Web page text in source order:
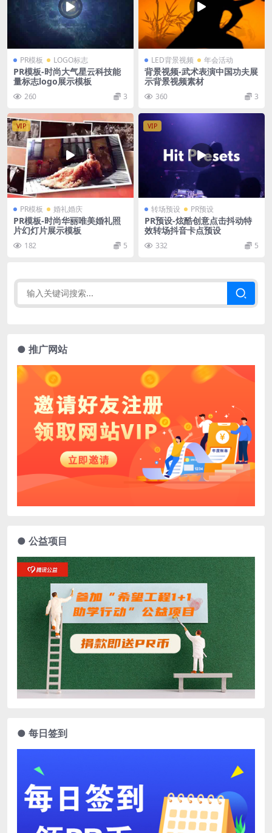
PR模板 LOGO标志
PR模板-时尚大气星云科技能
量标志logo展示模板
260 3
LED背景视频 年会活动
背景视频-武术表演中国功夫展
示背景视频素材
360 3
VIP
PR模板 婚礼婚庆
PR模板-时尚华丽唯美婚礼照
片幻灯片展示模板
182 5
VIP
转场预设 PR预设
PR预设-炫酷创意点击抖动特
效转场抖音卡点预设
332 5
● 推广网站
● 公益项目
● 每日签到